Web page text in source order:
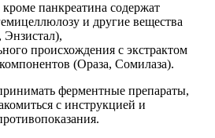
панкреатина содержат
и другие вещества
Энзистал),
происхождения с экстрактом
(Ораза, Сомилаза).
ферментные препараты,
с инструкцией и